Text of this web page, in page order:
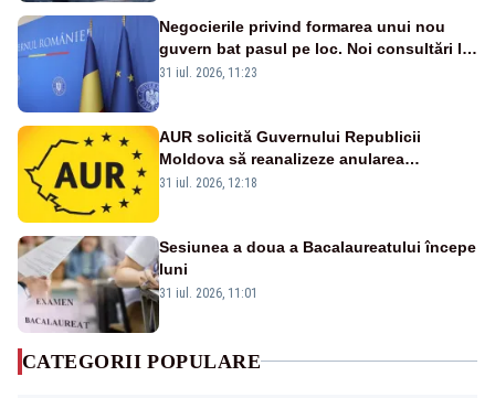
Negocierile privind formarea unui nou
guvern bat pasul pe loc. Noi consultări la
Cotroceni, așteptate după mijlocul lunii
31 iul. 2026, 11:23
AUR solicită Guvernului Republicii
Moldova să reanalizeze anularea
concertului de Ziua Limbii Române
31 iul. 2026, 12:18
Sesiunea a doua a Bacalaureatului începe
luni
31 iul. 2026, 11:01
CATEGORII POPULARE